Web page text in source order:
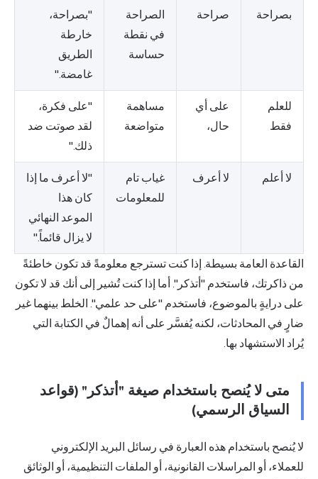
بصراحة صراحة
الصراحة
في نقطة
حساسة
"بصراحة،
خارطة
الطريق
غامضة."
للعلم
فقط
على أي
حال،
مساهمة
متواضعة
"على فكرة،
لقد صوتت ضد
ذلك."
لا أعلم لا أعرف
غياب تام
للمعلومات
"لا أعرف ما إذا
كان هذا
الموعد النهائي
لا يزال قائماً."
القاعدة العامة بسيطة. إذا كنت تسترجع معلومةً قد تكون خاطئةً
من ذاكرتك، فاستخدم "أتذكر". أما إذا كنت تُشير إلى أنك قد لا تكون
على درايةٍ بالموضوع، فاستخدم "على حد علمي". الخلط بينهما غير
ضارٍ في المحادثات، لكنه يُفسَّر على أنه إهمالٌ في الكتابة التي
يُراد الاستشهاد بها.
متى لا يُنصح باستخدام صيغة "أتذكر" (قواعد
السياق الرسمي)
لا يُنصح باستخدام هذه العبارة في رسائل البريد الإلكتروني
للعملاء، أو المراسلات القانونية، أو الملفات التنظيمية، أو الوثائق